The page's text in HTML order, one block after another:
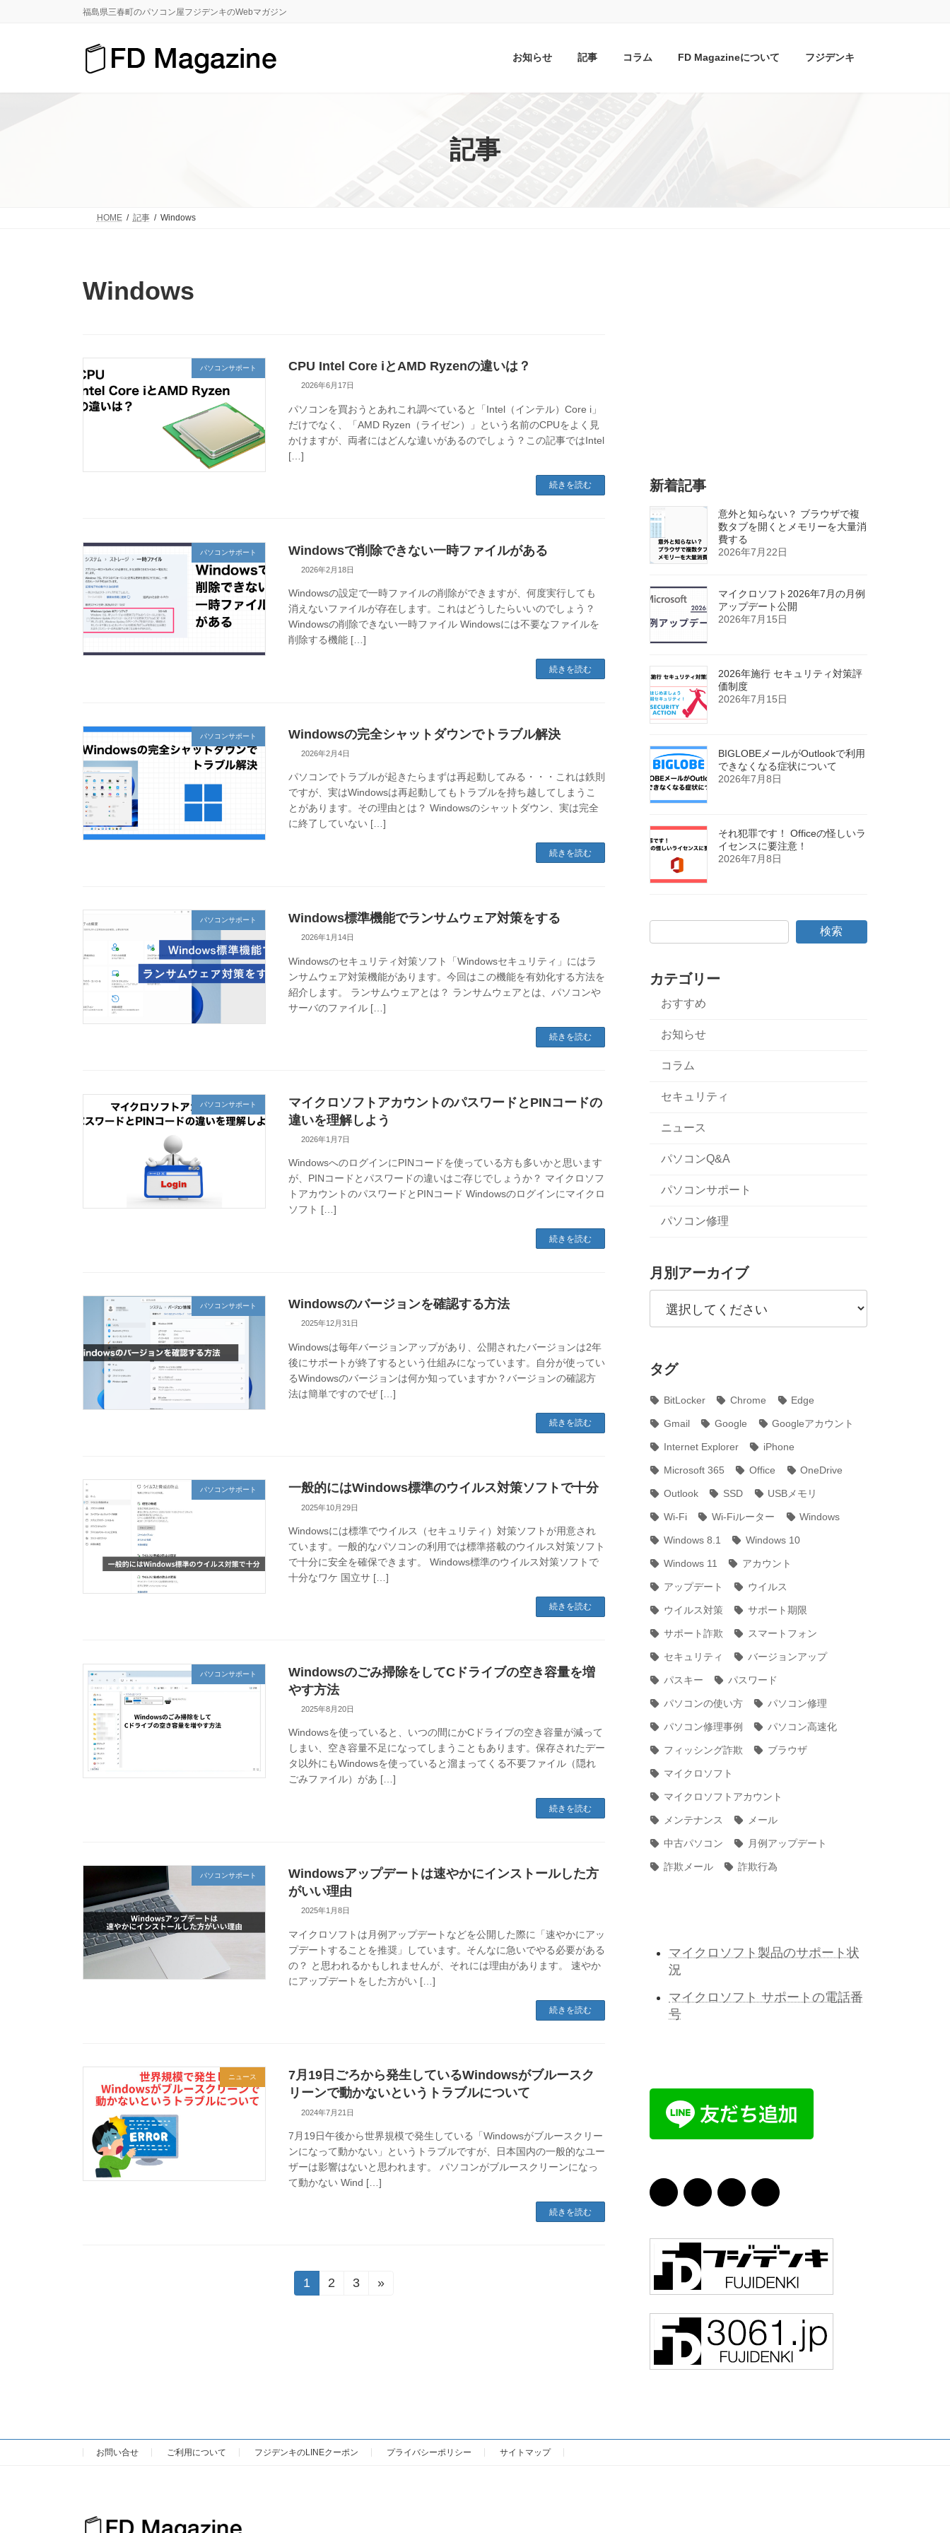
へ
ョ
福島県三春町のパソコン屋フジデンキのWebマガジン
お知らせ 記事 コラム FD Magazineについて フジデンキ
記事
HOME 記事 Windows
Windows
パソコンサポート CPU Intel Core iとAMD Ryzenの違いは？
2026年6月17日
パソコンを買おうとあれこれ調べていると「Intel（インテル）Core i」
だけでなく、「AMD Ryzen（ライゼン）」という名前のCPUをよく見
かけますが、両者にはどんな違いがあるのでしょう？この記事ではIntel
[…]
続きを読む
パソコンサポート Windowsで削除できない一時ファイルがある
2026年2月18日
Windowsの設定で一時ファイルの削除ができますが、何度実行しても
消えないファイルが存在します。これはどうしたらいいのでしょう？
Windowsの削除できない一時ファイル Windowsには不要なファイルを
削除する機能 […]
続きを読む
パソコンサポート Windowsの完全シャットダウンでトラブル解決
2026年2月4日
パソコンでトラブルが起きたらまずは再起動してみる・・・これは鉄則
ですが、実はWindowsは再起動してもトラブルを持ち越してしまうこ
とがあります。その理由とは？ Windowsのシャットダウン、実は完全
に終了していない […]
続きを読む
パソコンサポート Windows標準機能でランサムウェア対策をする
2026年1月14日
Windowsのセキュリティ対策ソフト「Windowsセキュリティ」にはラ
ンサムウェア対策機能があります。今回はこの機能を有効化する方法を
紹介します。 ランサムウェアとは？ ランサムウェアとは、パソコンや
サーバのファイル […]
続きを読む
パソコンサポート
マイクロソフトアカウントのパスワードとPINコードの
違いを理解しよう
2026年1月7日
WindowsへのログインにPINコードを使っている方も多いかと思います
が、PINコードとパスワードの違いはご存じでしょうか？ マイクロソフ
トアカウントのパスワードとPINコード Windowsのログインにマイクロ
ソフト […]
続きを読む
パソコンサポート Windowsのバージョンを確認する方法
2025年12月31日
Windowsは毎年バージョンアップがあり、公開されたバージョンは2年
後にサポートが終了するという仕組みになっています。自分が使ってい
るWindowsのバージョンは何か知っていますか？バージョンの確認方
法は簡単ですのでぜ […]
続きを読む
パソコンサポート 一般的にはWindows標準のウイルス対策ソフトで十分
2025年10月29日
Windowsには標準でウイルス（セキュリティ）対策ソフトが用意され
ています。一般的なパソコンの利用では標準搭載のウイルス対策ソフト
で十分に安全を確保できます。 Windows標準のウイルス対策ソフトで
十分なワケ 国立サ […]
続きを読む
パソコンサポート
Windowsのごみ掃除をしてCドライブの空き容量を増
やす方法
2025年8月20日
Windowsを使っていると、いつの間にかCドライブの空き容量が減って
しまい、空き容量不足になってしまうこともあります。保存されたデー
タ以外にもWindowsを使っていると溜まってくる不要ファイル（隠れ
ごみファイル）があ […]
続きを読む
パソコンサポート
Windowsアップデートは速やかにインストールした方
がいい理由
2025年1月8日
マイクロソフトは月例アップデートなどを公開した際に「速やかにアッ
プデートすることを推奨」しています。そんなに急いでやる必要がある
の？ と思われるかもしれませんが、それには理由があります。 速やか
にアップデートをした方がい […]
続きを読む
ニュース
7月19日ごろから発生しているWindowsがブルースク
リーンで動かないというトラブルについて
2024年7月21日
7月19日午後から世界規模で発生している「Windowsがブルースクリー
ンになって動かない」というトラブルですが、日本国内の一般的なユー
ザーは影響はないと思われます。 パソコンがブルースクリーンになっ
て動かない Wind […]
続きを読む
ジ
固
1
固
2
固
3 »
新着記事
意外と知らない？ ブラウザで複
数タブを開くとメモリーを大量消
費する
2026年7月22日
マイクロソフト2026年7月の月例
アップデート公開
2026年7月15日
2026年施行 セキュリティ対策評
価制度
2026年7月15日
BIGLOBEメールがOutlookで利用
できなくなる症状について
2026年7月8日
それ犯罪です！ Officeの怪しいラ
イセンスに要注意！
2026年7月8日
検索
カテゴリー
おすすめ
お知らせ
コラム
セキュリティ
ニュース
パソコンQ&A
パソコンサポート
パソコン修理
月別アーカイブ
タグ
BitLocker Chrome Edge
Gmail Google Googleアカウント
Internet Explorer iPhone
Microsoft 365 Office OneDrive
Outlook SSD USBメモリ
Wi-Fi Wi-Fiルーター Windows
Windows 8.1 Windows 10
Windows 11 アカウント
アップデート ウイルス
ウイルス対策 サポート期限
サポート詐欺 スマートフォン
セキュリティ バージョンアップ
パスキー パスワード
パソコンの使い方 パソコン修理
パソコン修理事例 パソコン高速化
フィッシング詐欺 ブラウザ
マイクロソフト
マイクロソフトアカウント
メンテナンス メール
中古パソコン 月例アップデート
詐欺メール 詐欺行為
マイクロソフト製品のサポート状
況
マイクロソフト サポートの電話番
号
お問い合せ ご利用について フジデンキのLINEクーポン プライバシーポリシー サイトマップ